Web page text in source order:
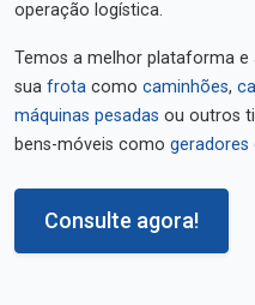
operação logística.
Temos a melhor plataforma
sua frota como caminhões,
máquinas pesadas ou outros
bens-móveis como geradores
Consulte agora!